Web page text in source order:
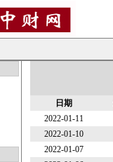
日期
2022-01-11
2022-01-10
2022-01-07